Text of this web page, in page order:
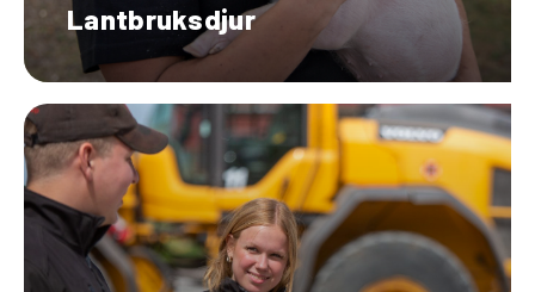
Lantbruksdjur